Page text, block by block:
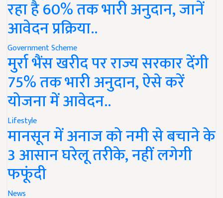
रहा है 60% तक भारी अनुदान, जानें
आवेदन प्रक्रिया..
Government Scheme
मुर्रा भैंस खरीद पर राज्य सरकार देंगी
75% तक भारी अनुदान, ऐसे करें
योजना में आवेदन..
Lifestyle
मानसून में अनाज को नमी से बचाने के
3 आसान घरेलू तरीके, नहीं लगेगी
फफूंदी
News